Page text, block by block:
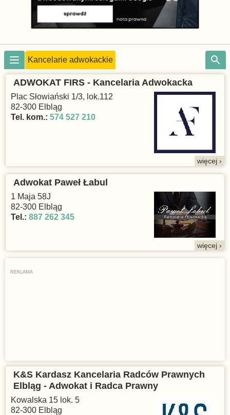
Kancelarie adwokackie
ADWOKAT FIRS - Kancelaria Adwokacka
Plac Słowiański 1/3, lok.112
82-300 Elbląg
Tel. kom.: 574 527 210
więcej ›
Adwokat Paweł Łabul
1 Maja 58J
82-300 Elbląg
Tel.: 887 262 345
więcej ›
K&S Kardasz Kancelaria Radców Prawnych
Elbląg - Adwokat i Radca Prawny
Kowalska 15 lok. 5
82-300 Elbląg